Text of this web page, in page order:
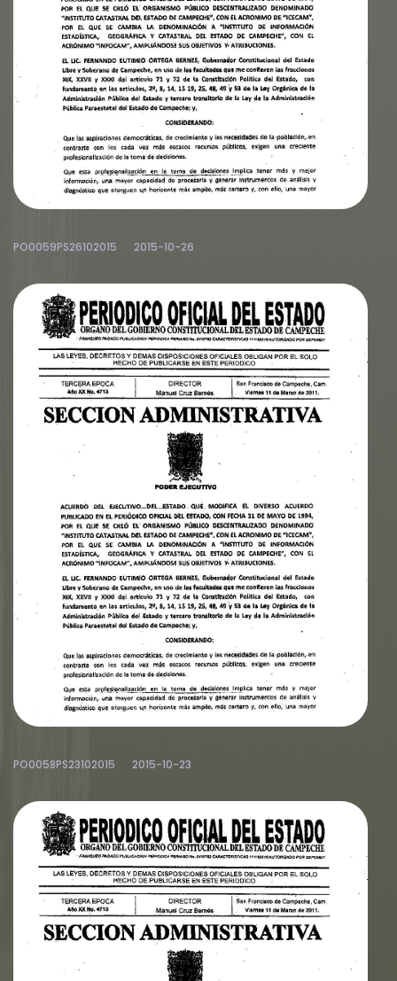
PO0059PS26102015 2015-10-26
PO0058PS23102015 2015-10-23